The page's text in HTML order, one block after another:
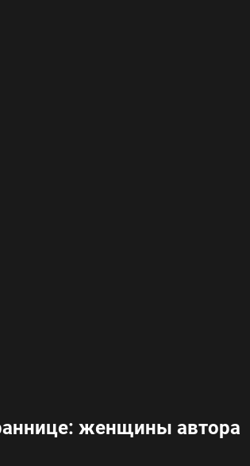
женщины автора